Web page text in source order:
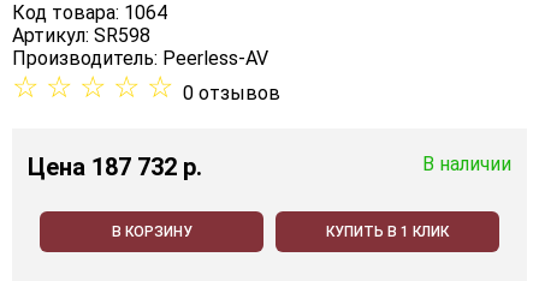
Код товара: 1064
Артикул: SR598
Производитель: Peerless-AV
☆ ☆ ☆ ☆ ☆ 0 отзывов
Цена 187 732 p. В наличии
В КОРЗИНУ КУПИТЬ В 1 КЛИК